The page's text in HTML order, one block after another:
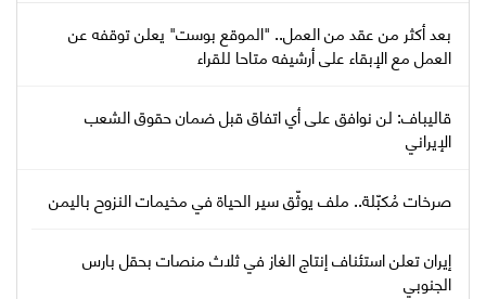
بعد أكثر من عقد من العمل.. "الموقع بوست" يعلن توقفه عن
العمل مع الإبقاء على أرشيفه متاحا للقراء
قاليباف: لن نوافق على أي اتفاق قبل ضمان حقوق الشعب
الإيراني
صرخات مُكبّلة.. ملف يوثّق سير الحياة في مخيمات النزوح باليمن
إيران تعلن استئناف إنتاج الغاز في ثلاث منصات بحقل بارس
الجنوبي